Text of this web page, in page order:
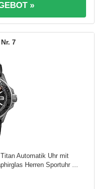
»
7
Automatik Uhr mit
Herren Sportuhr ...